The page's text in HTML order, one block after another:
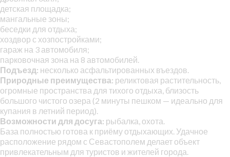
детская площадка;
мангальные зоны;
беседки для отдыха;
хоздвор с хозпостройками;
гараж на 3 автомобиля;
парковочная зона на 8 автомобилей.
Подъезд: несколько асфальтированных въездов.
Природные преимущества: реликтовая растительность,
огромные пространства для тихого отдыха, близость
большого чистого озера (2 минуты пешком — идеально для
купания в летний период).
Возможности для досуга: рыбалка, охота.
База полностью готова к приёму отдыхающих. Удачное
расположение рядом с Севастополем делает объект
привлекательным для туристов и жителей города.